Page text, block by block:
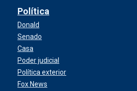
Política
Donald
Senado
Casa
Poder judicial
Política exterior
Fox News